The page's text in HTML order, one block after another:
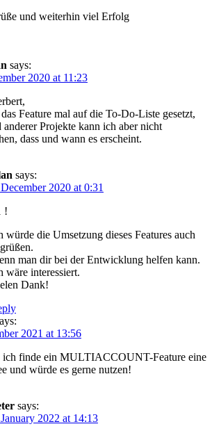
und weiterhin viel Erfolg
says:
2020 at 11:23
Feature mal auf die To-Do-Liste gesetzt,
anderer Projekte kann ich aber nicht
dass und wann es erscheint.
says:
2020 at 0:31
!
würde die Umsetzung dieses Features auch
man dir bei der Entwicklung helfen kann.
wäre interessiert.
Dank!
2021 at 13:56
ich finde ein MULTIACCOUNT-Feature eine
und würde es gerne nutzen!
says:
2022 at 14:13